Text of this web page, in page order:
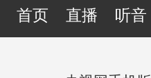
首页 直播 听音